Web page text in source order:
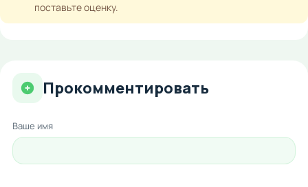
поставьте оценку.
Прокомментировать
Ваше имя